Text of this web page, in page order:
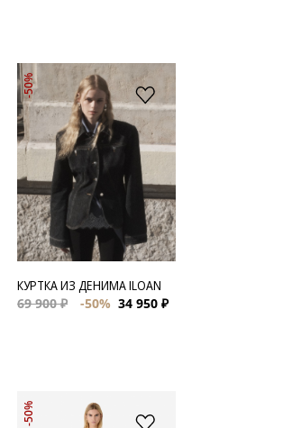
-50%
КУРТКА ИЗ ДЕНИМА ILOAN
69 900 ₽
-50% 34 950 ₽
-50%